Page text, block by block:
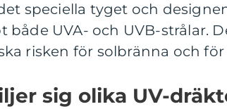
speciella tyget och
både UVA- och UVB-strålar.
risken för solbränna och
sig olika UV-